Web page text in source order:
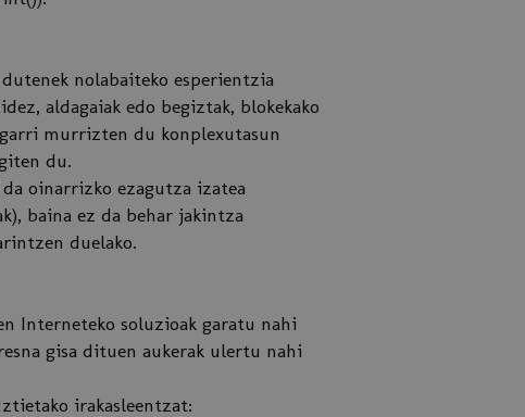
nolabaiteko esperientzia
aldagaiak edo begiztak, blokekako
murrizten du konplexutasun
du.
oinarrizko ezagutza izatea
baina ez da behar jakintza
duelako.
Interneteko soluzioak garatu nahi
gisa dituen aukerak ulertu nahi
irakasleentzat: